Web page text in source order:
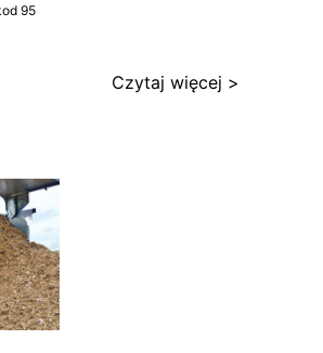
95
Czytaj więcej >